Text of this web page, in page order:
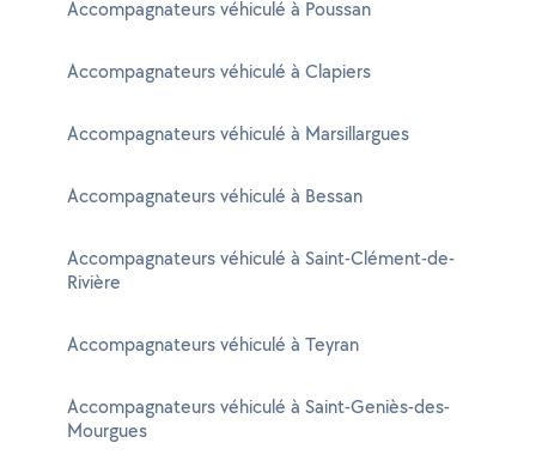
Accompagnateurs véhiculé à Poussan
Accompagnateurs véhiculé à Clapiers
Accompagnateurs véhiculé à Marsillargues
Accompagnateurs véhiculé à Bessan
Accompagnateurs véhiculé à Saint-Clément-de-
Rivière
Accompagnateurs véhiculé à Teyran
Accompagnateurs véhiculé à Saint-Geniès-des-
Mourgues